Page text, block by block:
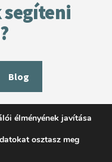
segíteni
Blog
élményének javítása
osztasz meg